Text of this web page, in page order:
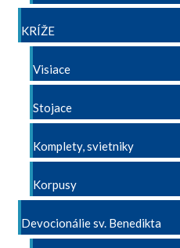
KRÍŽE
Visiace
Stojace
Komplety, svietniky
Korpusy
Devocionálie sv. Benedikta